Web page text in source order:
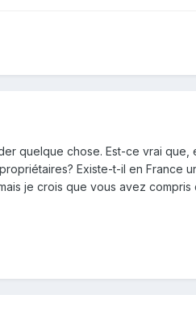
quelque chose. Est-ce vrai
Existe-t-il en France
je crois que vous avez compris